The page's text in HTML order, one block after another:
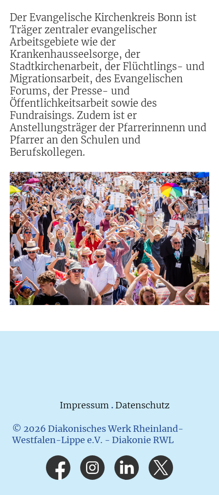
Der Evangelische Kirchenkreis Bonn ist
Träger zentraler evangelischer
Arbeitsgebiete wie der
Krankenhausseelsorge, der
Stadtkirchenarbeit, der Flüchtlings- und
Migrationsarbeit, des Evangelischen
Forums, der Presse- und
Öffentlichkeitsarbeit sowie des
Fundraisings. Zudem ist er
Anstellungsträger der Pfarrerinnenn und
Pfarrer an den Schulen und
Berufskollegen.
Impressum . Datenschutz
© 2026 Diakonisches Werk Rheinland-
Westfalen-Lippe e.V. - Diakonie RWL